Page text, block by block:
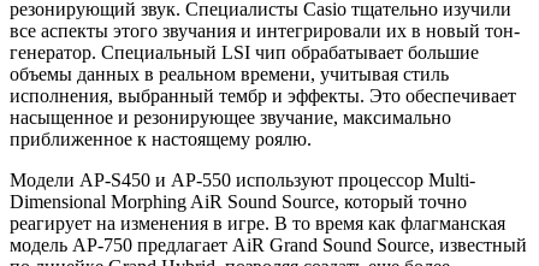
резонирующий звук. Специалисты Casio тщательно изучили
все аспекты этого звучания и интегрировали их в новый тон-
генератор. Специальный LSI чип обрабатывает большие
объемы данных в реальном времени, учитывая стиль
исполнения, выбранный тембр и эффекты. Это обеспечивает
насыщенное и резонирующее звучание, максимально
приближенное к настоящему роялю.
Модели AP-S450 и AP-550 используют процессор Multi-
Dimensional Morphing AiR Sound Source, который точно
реагирует на изменения в игре. В то время как флагманская
модель AP-750 предлагает AiR Grand Sound Source, известный